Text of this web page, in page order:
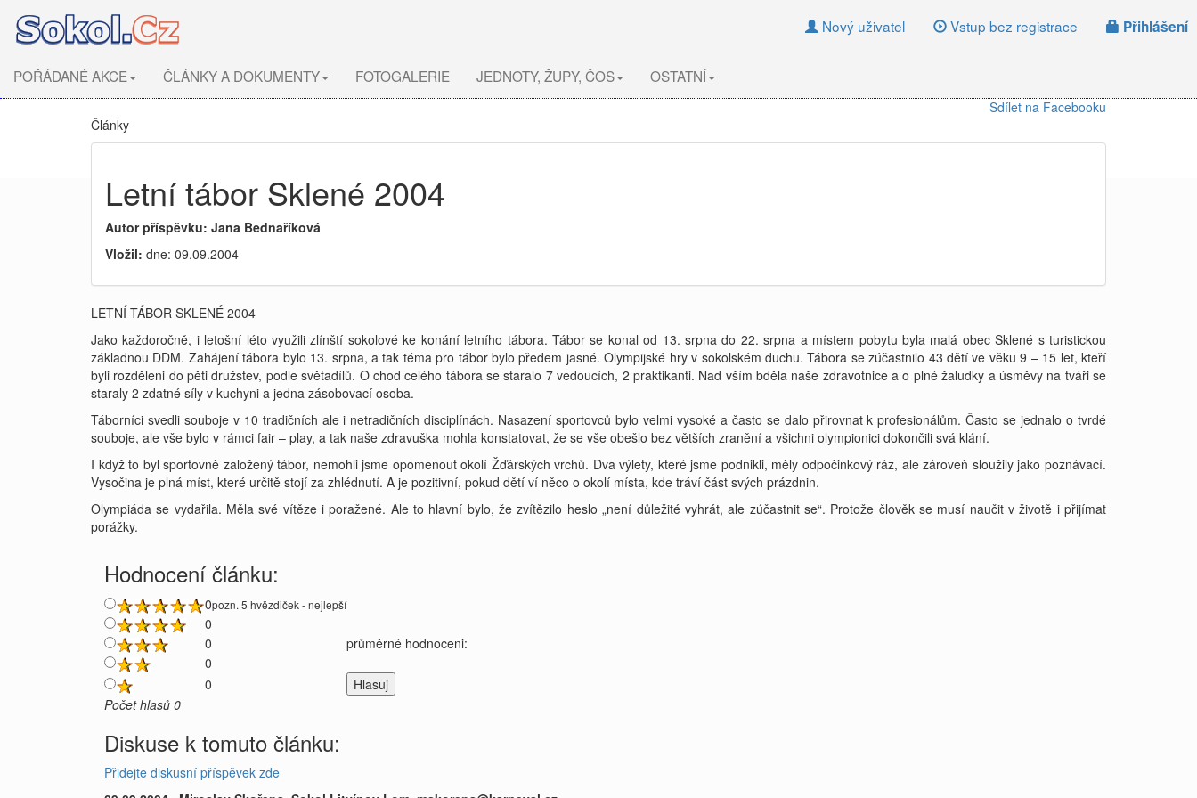
Nový uživatel Vstup bez registrace Přihlášení
POŘÁDANÉ AKCE ČLÁNKY A DOKUMENTY FOTOGALERIE JEDNOTY, ŽUPY, ČOS OSTATNÍ
Sdílet na Facebooku
Články
Letní tábor Sklené 2004
Autor příspěvku: Jana Bednaříková
Vložil: dne: 09.09.2004
LETNÍ TÁBOR SKLENÉ 2004
Jako každoročně, i letošní léto využili zlínští sokolové ke konání letního tábora. Tábor se konal od 13. srpna do 22. srpna a místem pobytu byla malá obec Sklené s turistickou
základnou DDM. Zahájení tábora bylo 13. srpna, a tak téma pro tábor bylo předem jasné. Olympijské hry v sokolském duchu. Tábora se zúčastnilo 43 dětí ve věku 9 – 15 let, kteří
byli rozděleni do pěti družstev, podle světadílů. O chod celého tábora se staralo 7 vedoucích, 2 praktikanti. Nad vším bděla naše zdravotnice a o plné žaludky a úsměvy na tváři se
staraly 2 zdatné síly v kuchyni a jedna zásobovací osoba.
Táborníci svedli souboje v 10 tradičních ale i netradičních disciplínách. Nasazení sportovců bylo velmi vysoké a často se dalo přirovnat k profesionálům. Často se jednalo o tvrdé
souboje, ale vše bylo v rámci fair – play, a tak naše zdravuška mohla konstatovat, že se vše obešlo bez větších zranění a všichni olympionici dokončili svá klání.
I když to byl sportovně založený tábor, nemohli jsme opomenout okolí Žďárských vrchů. Dva výlety, které jsme podnikli, měly odpočinkový ráz, ale zároveň sloužily jako poznávací.
Vysočina je plná míst, které určitě stojí za zhlédnutí. A je pozitivní, pokud dětí ví něco o okolí místa, kde tráví část svých prázdnin.
Olympiáda se vydařila. Měla své vítěze i poražené. Ale to hlavní bylo, že zvítězilo heslo „není důležité vyhrát, ale zúčastnit se“. Protože člověk se musí naučit v životě i přijímat
porážky.
Hodnocení článku:
0pozn. 5 hvězdiček - nejlepší
0
0
průměrné hodnoceni:
0
0
Počet hlasů 0
Diskuse k tomuto článku:
Přidejte diskusní příspěvek zde